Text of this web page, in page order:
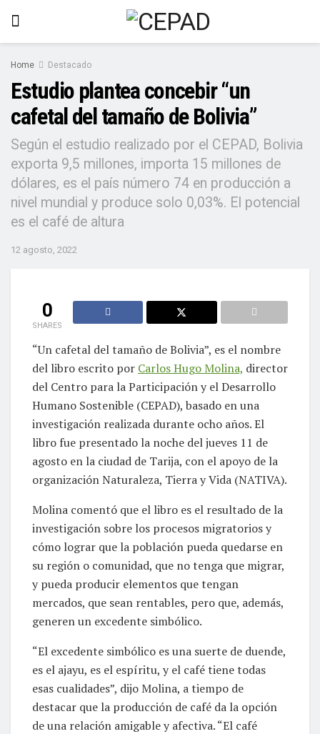
Home Destacado
Estudio plantea concebir “un
cafetal del tamaño de Bolivia”
Según el estudio realizado por el CEPAD, Bolivia
exporta 9,5 millones, importa 15 millones de
dólares, es el país número 74 en producción a
nivel mundial y produce solo 0,03%. El potencial
es el café de altura
12 agosto, 2022
0
SHARES
“Un cafetal del tamaño de Bolivia”, es el nombre
del libro escrito por Carlos Hugo Molina, director
del Centro para la Participación y el Desarrollo
Humano Sostenible (CEPAD), basado en una
investigación realizada durante ocho años. El
libro fue presentado la noche del jueves 11 de
agosto en la ciudad de Tarija, con el apoyo de la
organización Naturaleza, Tierra y Vida (NATIVA).
Molina comentó que el libro es el resultado de la
investigación sobre los procesos migratorios y
cómo lograr que la población pueda quedarse en
su región o comunidad, que no tenga que migrar,
y pueda producir elementos que tengan
mercados, que sean rentables, pero que, además,
generen un excedente simbólico.
“El excedente simbólico es una suerte de duende,
es el ajayu, es el espíritu, y el café tiene todas
esas cualidades”, dijo Molina, a tiempo de
destacar que la producción de café da la opción
de una relación amigable y afectiva. “El café